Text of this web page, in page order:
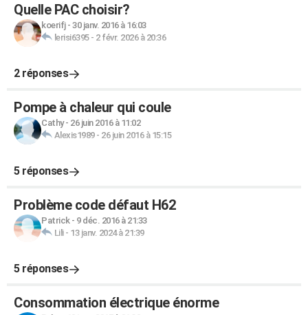
Quelle PAC choisir?
koerifj- 30 janv. 2016 à 16:03
lerisi6395- 2 févr. 2026 à 20:36
2 réponses
Pompe à chaleur qui coule
Cathy- 26 juin 2016 à 11:02
Alexis1989- 26 juin 2016 à 15:15
5 réponses
Problème code défaut H62
Patrick- 9 déc. 2016 à 21:33
Lili- 13 janv. 2024 à 21:39
5 réponses
Consommation électrique énorme